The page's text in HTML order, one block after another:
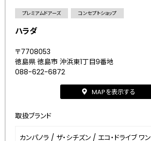
プレミアムドアーズ コンセプトショップ
ハラダ
〒7708053
徳島県 徳島市 沖浜東1丁目9番地
088-622-6872
MAPを表示する
取扱ブランド
カンパノラ / ザ・シチズン / エコ・ドライブ ワン